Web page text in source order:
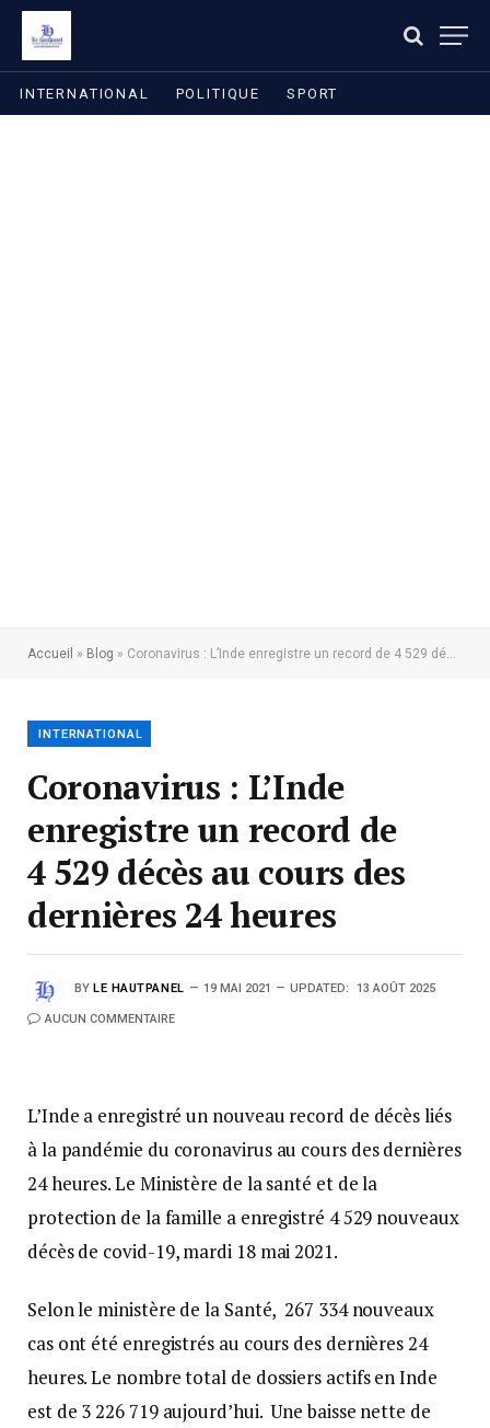
INTERNATIONAL POLITIQUE SPORT
Accueil » Blog » Coronavirus : L’Inde enregistre un record de 4 529 décès au cours des dernières 24 heures
INTERNATIONAL
Coronavirus : L’Inde
enregistre un record de
4 529 décès au cours des
dernières 24 heures
BY LE HAUTPANEL 19 MAI 2021 UPDATED: 13 AOÛT 2025
AUCUN COMMENTAIRE
L’Inde a enregistré un nouveau record de décès liés
à la pandémie du coronavirus au cours des dernières
24 heures. Le Ministère de la santé et de la
protection de la famille a enregistré 4 529 nouveaux
décès de covid-19, mardi 18 mai 2021.
Selon le ministère de la Santé, 267 334 nouveaux
cas ont été enregistrés au cours des dernières 24
heures. Le nombre total de dossiers actifs en Inde
est de 3 226 719 aujourd’hui. Une baisse nette de